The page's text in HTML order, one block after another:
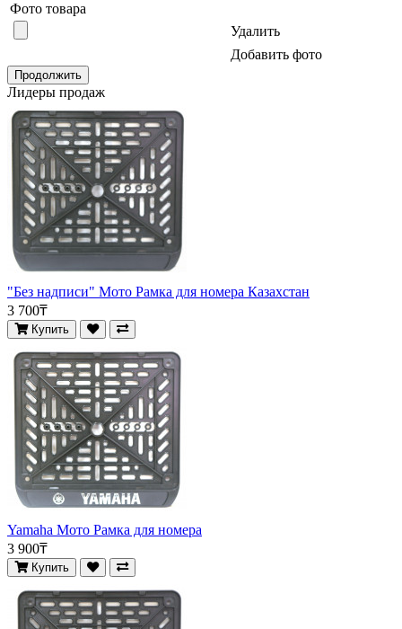
Фото товара
Удалить
Добавить фото
Продолжить
Лидеры продаж
"Без надписи" Мото Рамка для номера Казахстан
3 700₸
Купить
Yamaha Мото Рамка для номера
3 900₸
Купить